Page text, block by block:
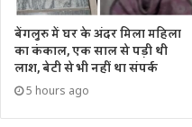
बेंगलुरु में घर के अंदर मिला महिला
का कंकाल, एक साल से पड़ी थी
लाश, बेटी से भी नहीं था संपर्क
5 hours ago